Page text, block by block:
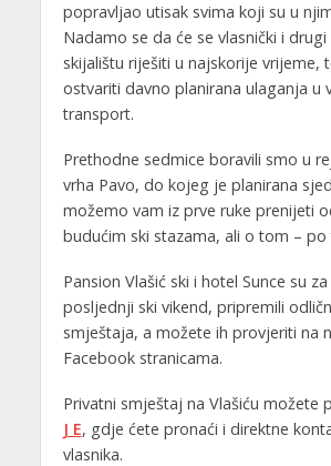
popravljao utisak svima koji su u
Nadamo se da će se vlasnički i
skijalištu riješiti u najskorije vrijeme,
ostvariti davno planirana ulaganja u
transport.
Prethodne sedmice boravili smo u
vrha Pavo, do kojeg je planirana
možemo vam iz prve ruke prenijeti
budućim ski stazama, ali o tom – po
Pansion Vlašić ski i hotel Sunce su
posljednji ski vikend, pripremili
smještaja, a možete ih provjeriti na
Facebook stranicama.
Privatni smještaj na Vlašiću možete
J E, gdje ćete pronaći i direktne
vlasnika.